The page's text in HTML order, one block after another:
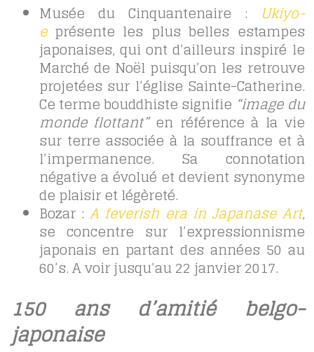
Musée du Cinquantenaire :
Ukiyo-
e présente les plus belles estampes
japonaises, qui ont d’ailleurs inspiré le
Marché de Noël puisqu’on les retrouve
projetées sur l’église Sainte-Catherine.
Ce terme bouddhiste signifie “image du
monde flottant”en référence à la vie
sur terre associée à la souffrance et à
l’impermanence. Sa connotation
négative a évolué et devient synonyme
de plaisir et légèreté.
Bozar :A feverish era in Japanase Art,
se concentre sur l’expressionnisme
japonais en partant des années 50 au
60’s. A voir jusqu’au 22 janvier 2017.
150 ans d’amitié belgo-
japonaise